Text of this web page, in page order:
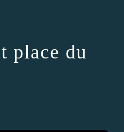
place du